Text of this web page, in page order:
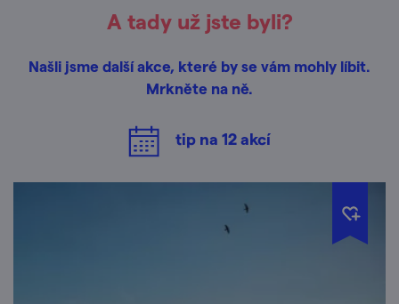
A tady už jste byli?
Našli jsme další akce, které by se vám mohly líbit.
Mrkněte na ně.
tip na 12akcí